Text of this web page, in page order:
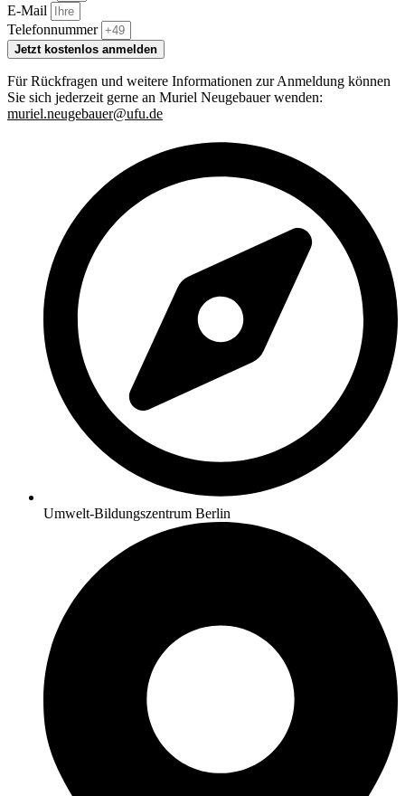
E-Mail
Telefonnummer
Jetzt kostenlos anmelden
Für Rückfragen und weitere Informationen zur Anmeldung können
Sie sich jederzeit gerne an Muriel Neugebauer wenden:
muriel.neugebauer@ufu.de
Umwelt-Bildungszentrum Berlin